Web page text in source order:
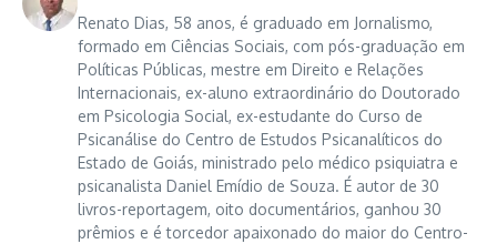
Renato Dias, 58 anos, é graduado em Jornalismo,
formado em Ciências Sociais, com pós-graduação em
Políticas Públicas, mestre em Direito e Relações
Internacionais, ex-aluno extraordinário do Doutorado
em Psicologia Social, ex-estudante do Curso de
Psicanálise do Centro de Estudos Psicanalíticos do
Estado de Goiás, ministrado pelo médico psiquiatra e
psicanalista Daniel Emídio de Souza. É autor de 30
livros-reportagem, oito documentários, ganhou 30
prêmios e é torcedor apaixonado do maior do Centro-